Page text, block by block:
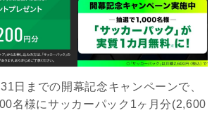
日までの開幕記念キャンペーンで、
名様にサッカーパック1ヶ月分(2,600